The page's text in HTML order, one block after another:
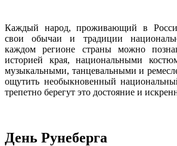
Каждый народ, проживающий в
свои обычаи и традиции
каждом регионе страны можно
историей края, национальными
музыкальными, танцевальными и
ощутить необыкновенный
трепетно берегут это достояние и
День Рунеберга